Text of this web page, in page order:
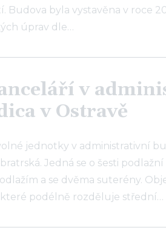
Budova byla vystavěna v roce
úprav dle…
v
v Ostravě
jednotky v administrativní
Jedná se o šesti
a se dvěma suterény.
podélně rozděluje střední…